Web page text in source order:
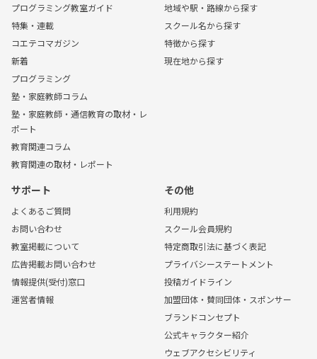
プログラミング教室ガイド
特集・連載
コエテコマガジン
新着
プログラミング
塾・家庭教師コラム
塾・家庭教師・通信教育の取材・レ
ポート
教育関連コラム
教育関連の取材・レポート
地域や駅・路線から探す
スクール名から探す
特徴から探す
現在地から探す
サポート
よくあるご質問
お問い合わせ
教室掲載について
広告掲載お問い合わせ
情報提供(受付)窓口
運営者情報
その他
利用規約
スクール会員規約
特定商取引法に基づく表記
プライバシーステートメント
投稿ガイドライン
加盟団体・賛同団体・スポンサー
ブランドコンセプト
公式キャラクター紹介
ウェブアクセシビリティ